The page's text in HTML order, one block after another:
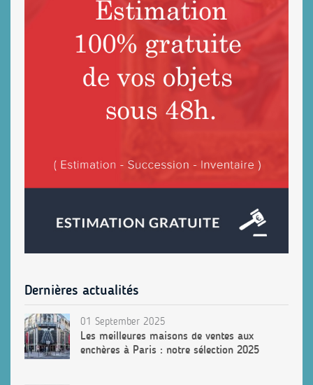
Dernières actualités
01 September 2025
Les meilleures maisons de ventes aux
enchères à Paris : notre sélection 2025